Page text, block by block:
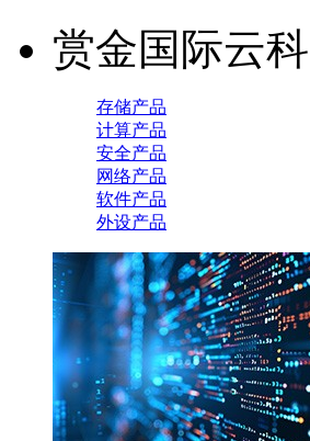
赏金国际云科
存储产品
计算产品
安全产品
网络产品
软件产品
外设产品